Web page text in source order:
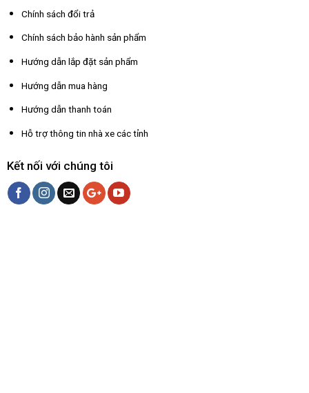
Chính sách đổi trả
Chính sách bảo hành sản phẩm
Hướng dẫn lắp đặt sản phẩm
Hướng dẫn mua hàng
Hướng dẫn thanh toán
Hỗ trợ thông tin nhà xe các tỉnh
Kết nối với chúng tôi